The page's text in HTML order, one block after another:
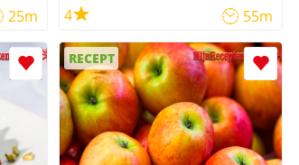
25m 4 55m
RECEPT